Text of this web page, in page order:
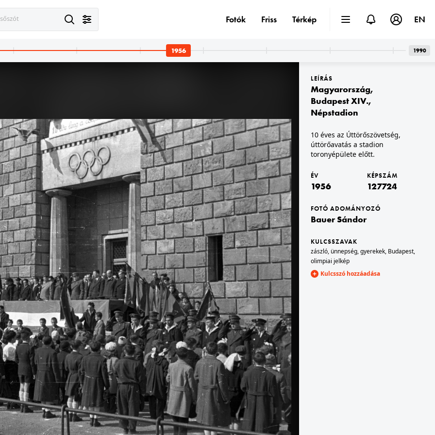
Prága
üzlet, a bejárat melletti kirakaton keresztül az ulice Havířská torkolata látszik.
1956 · Prága
ulice Na Příkopě 12.
1956 · Prága
ulice Na Příkopě 12.
1956 · Prága
ulice Na Příkopě.
1956 · Prága
Vencel tér (Václavské námestí), háttérben a Nemzeti Múzeum.
1956 · Prága
ulice 28. října - Perlová ulice sarok, a kirakatüvegben az ulice Národní 37/38 és a Jungmannova ulice 31. tükröződik.
1956 · Prága
ulice 28. října, balra a Perlová ulice, a kirakatüvegen a Jungmannova ulice házai tükröződnek.
Prága
namesti), Husz János emlékmű.
1956 · Prága
Vencel tér (Václavské námestí), háttérben a Nemzeti Múzeum. Május 1-i felvonulás.
1956 · Prága
Vencel tér (Václavské námestí), háttérben a Nemzeti Múzeum. Május 1-i felvonulás.
LEÍRÁS
Magyarország,
Budapest XIV.,
Népstadion
10 éves az Úttörőszövetség,
úttörőavatás a stadion
toronyépülete előtt.
ÉV
1956
KÉPSZÁM
127724
FOTÓ ADOMÁNYOZÓ
Bauer Sándor
KULCSSZAVAK
zászló, ünnepség,gyerekek, Budapest,
olimpiai jelkép
Kulcsszó hozzáadása
Fotók Friss Térkép EN
1990
1956